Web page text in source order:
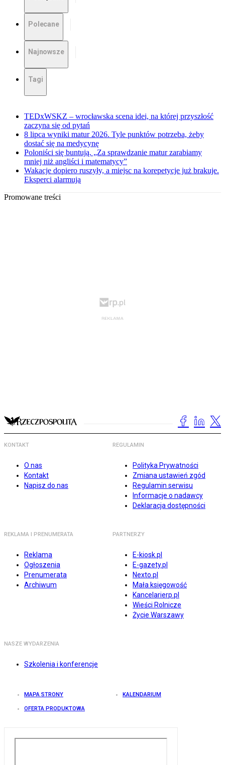
Polecane
Najnowsze
Tagi
TEDxWSKZ – wrocławska scena idei, na której przyszłość
zaczyna się od pytań
8 lipca wyniki matur 2026. Tyle punktów potrzeba, żeby
dostać się na medycynę
Poloniści się buntują. „Za sprawdzanie matur zarabiamy
mniej niż angliści i matematycy”
Wakacje dopiero ruszyły, a miejsc na korepetycje już brakuje.
Eksperci alarmują
Promowane treści
KONTAKT
O nas
Kontakt
Napisz do nas
REGULAMIN
Polityka Prywatności
Zmiana ustawień zgód
Regulamin serwisu
Informacje o nadawcy
Deklaracja dostępności
REKLAMA I PRENUMERATA
Reklama
Ogłoszenia
Prenumerata
Archiwum
PARTNERZY
E-kiosk.pl
E-gazety.pl
Nexto.pl
Mała księgowość
Kancelarierp.pl
Wieści Rolnicze
Życie Warszawy
NASZE WYDARZENIA
Szkolenia i konferencje
MAPA STRONY KALENDARIUM
OFERTA PRODUKTOWA